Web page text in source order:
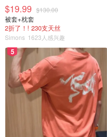
$19.99 $130.00
被套+枕套
2折了！! 230支天丝
Simons 1623人感兴趣
5